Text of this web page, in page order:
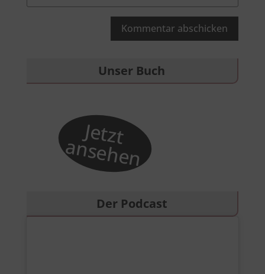
Kommentar abschicken
Unser Buch
Der Podcast